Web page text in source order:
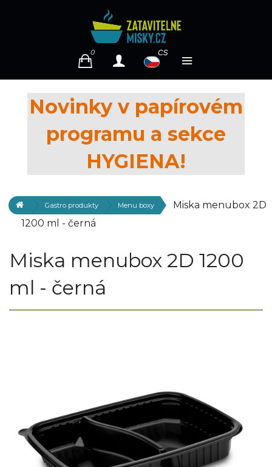
0 cs
Novinky v papírovém
programu a sekce
HYGIENA!
Gastro produkty Menu boxy
Miska menubox 2D
1200 ml - černá
Miska menubox 2D 1200
ml - černá